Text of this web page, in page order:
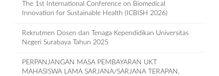
The 1st International Conference on Biomedical
Innovation for Sustainable Health (ICBISH 2026)
Rekrutmen Dosen dan Tenaga Kependidikan Universitas
Negeri Surabaya Tahun 2025
PERPANJANGAN MASA PEMBAYARAN UKT
MAHASISWA LAMA SARJANA/SARJANA TERAPAN,